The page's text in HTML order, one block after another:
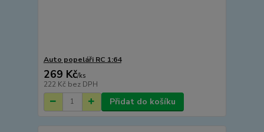
Auto popeláři RC 1:64
269 Kč/ks
222 Kč bez DPH
Přidat do košíku